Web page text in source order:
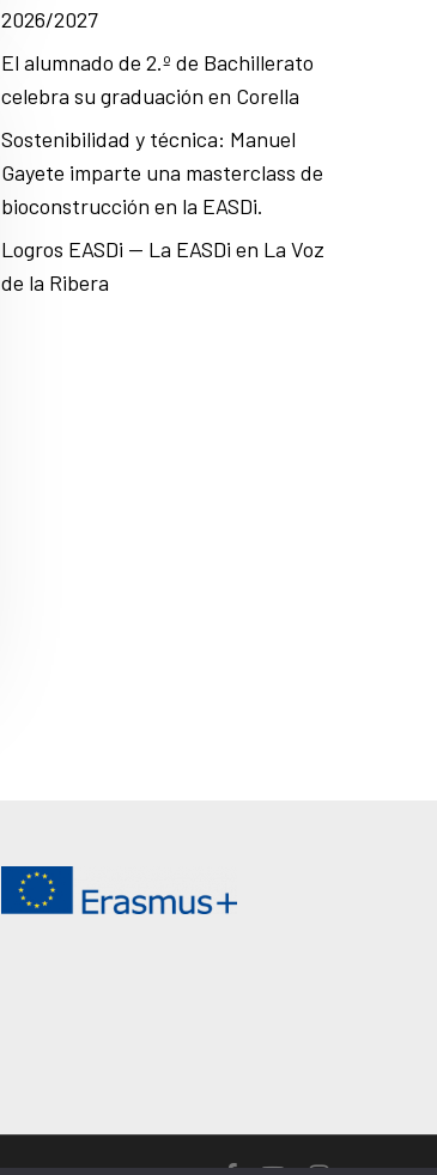
2026/2027
El alumnado de 2.º de Bachillerato
celebra su graduación en Corella
Sostenibilidad y técnica: Manuel
Gayete imparte una masterclass de
bioconstrucción en la EASDi.
Logros EASDi — La EASDi en La Voz
de la Ribera